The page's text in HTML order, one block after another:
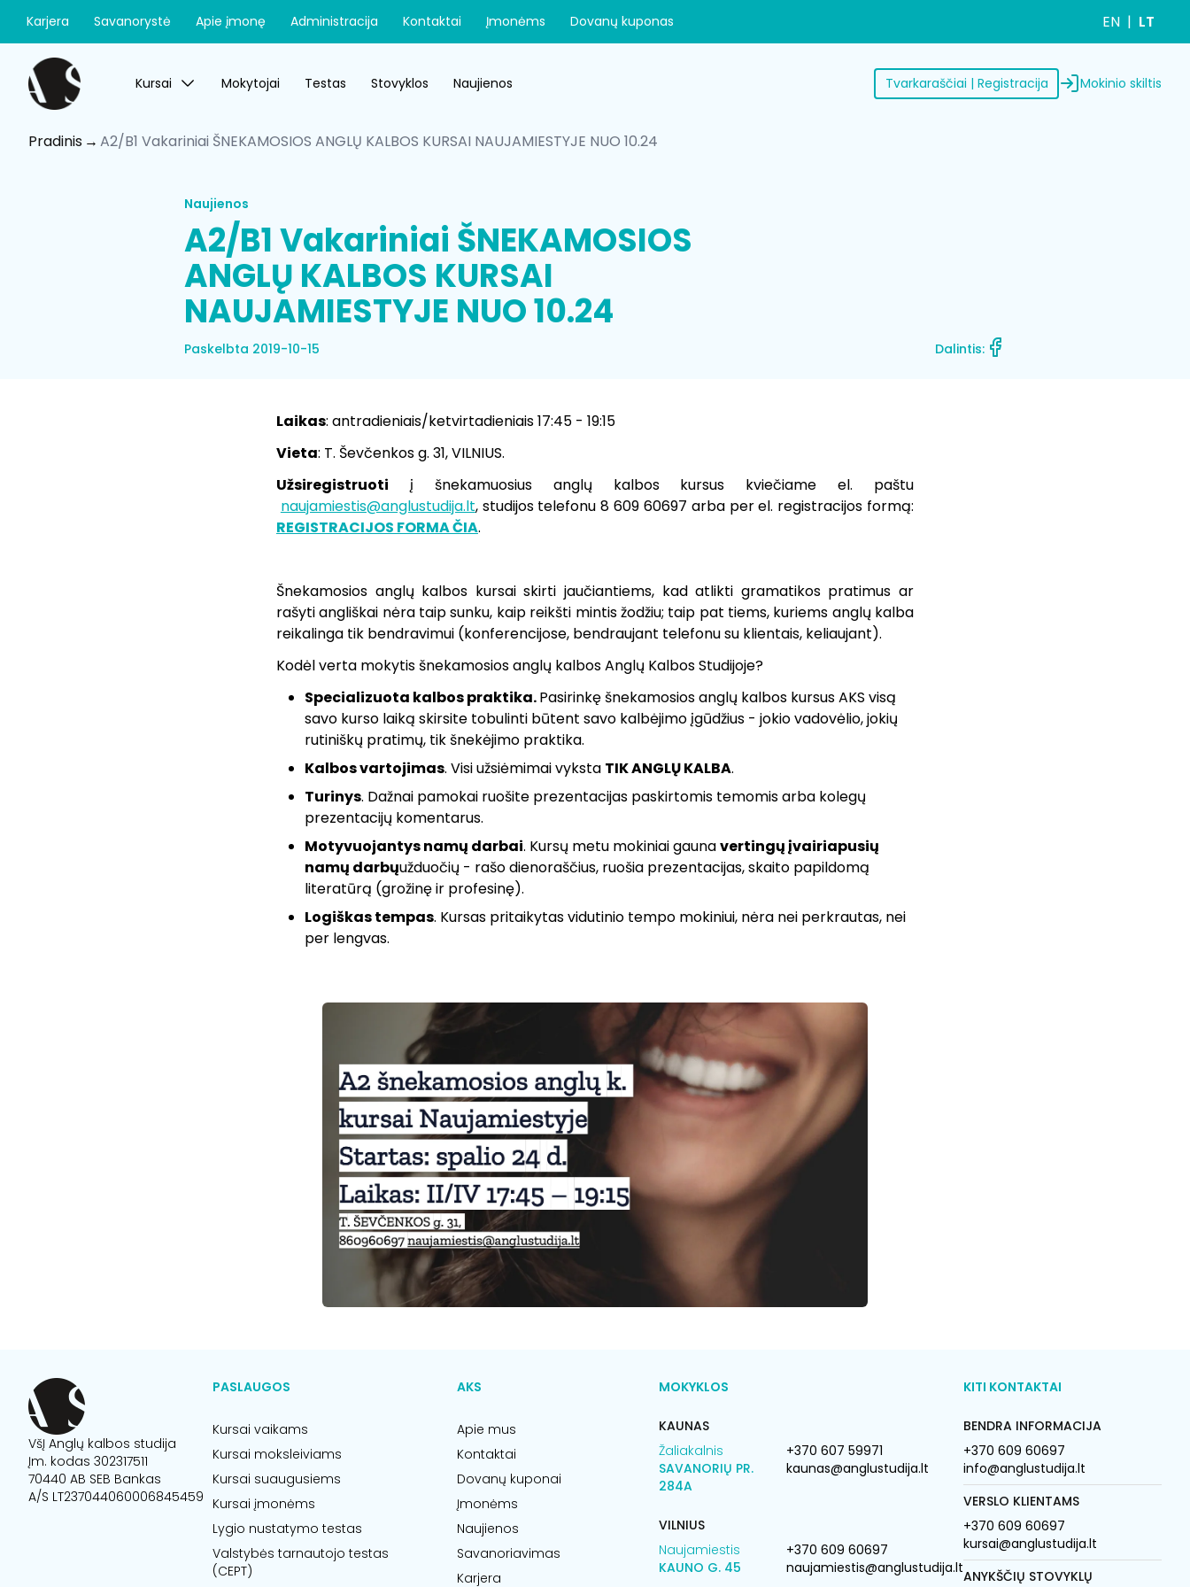
Kursai Mokytojai Testas Stovyklos Naujienos Tvarkaraščiai | Registracija Mokinio skiltis
Karjera Savanorystė Apie įmonę Administracija Kontaktai Įmonėms Dovanų kuponas EN LT
Pradinis A2/B1 Vakariniai ŠNEKAMOSIOS ANGLŲ KALBOS KURSAI NAUJAMIESTYJE NUO 10.24
Naujienos
A2/B1 Vakariniai ŠNEKAMOSIOS
ANGLŲ KALBOS KURSAI
NAUJAMIESTYJE NUO 10.24
Paskelbta 2019-10-15 Dalintis:
Laikas: antradieniais/ketvirtadieniais 17:45 - 19:15
Vieta: T. Ševčenkos g. 31, VILNIUS.
Užsiregistruoti į šnekamuosius anglų kalbos kursus kviečiame el. paštu
naujamiestis@anglustudija.lt, studijos telefonu 8 609 60697 arba per el. registracijos formą:
REGISTRACIJOS FORMA ČIA.
Šnekamosios anglų kalbos kursai skirti jaučiantiems, kad atlikti gramatikos pratimus ar
rašyti angliškai nėra taip sunku, kaip reikšti mintis žodžiu; taip pat tiems, kuriems anglų kalba
reikalinga tik bendravimui (konferencijose, bendraujant telefonu su klientais, keliaujant).
Kodėl verta mokytis šnekamosios anglų kalbos Anglų Kalbos Studijoje?
Specializuota kalbos praktika.Pasirinkę šnekamosios anglų kalbos kursus AKS visą
savo kurso laiką skirsite tobulinti būtent savo kalbėjimo įgūdžius - jokio vadovėlio, jokių
rutiniškų pratimų, tik šnekėjimo praktika.
Kalbos vartojimas. Visi užsiėmimai vyksta TIK ANGLŲ KALBA.
Turinys. Dažnai pamokai ruošite prezentacijas paskirtomis temomis arba kolegų
prezentacijų komentarus.
Motyvuojantys namų darbai. Kursų metu mokiniai gaunavertingų įvairiapusių
namų darbųužduočių - rašo dienoraščius, ruošia prezentacijas, skaito papildomą
literatūrą (grožinę ir profesinę).
Logiškas tempas. Kursas pritaikytas vidutinio tempo mokiniui, nėra nei perkrautas, nei
per lengvas.
VšĮ Anglų kalbos studija
Įm. kodas 302317511
70440 AB SEB Bankas
A/S LT237044060006845459
PASLAUGOS
Kursai vaikams
Kursai moksleiviams
Kursai suaugusiems
Kursai įmonėms
Lygio nustatymo testas
Valstybės tarnautojo testas
(CEPT)
AKS
Apie mus
Kontaktai
Dovanų kuponai
Įmonėms
Naujienos
Savanoriavimas
Karjera
MOKYKLOS
KAUNAS
Žaliakalnis
SAVANORIŲ PR.
284A
+370 607 59971
kaunas@anglustudija.lt
VILNIUS
Naujamiestis
KAUNO G. 45
+370 609 60697
naujamiestis@anglustudija.lt
KITI KONTAKTAI
BENDRA INFORMACIJA
+370 609 60697
info@anglustudija.lt
VERSLO KLIENTAMS
+370 609 60697
kursai@anglustudija.lt
ANYKŠČIŲ STOVYKLŲ